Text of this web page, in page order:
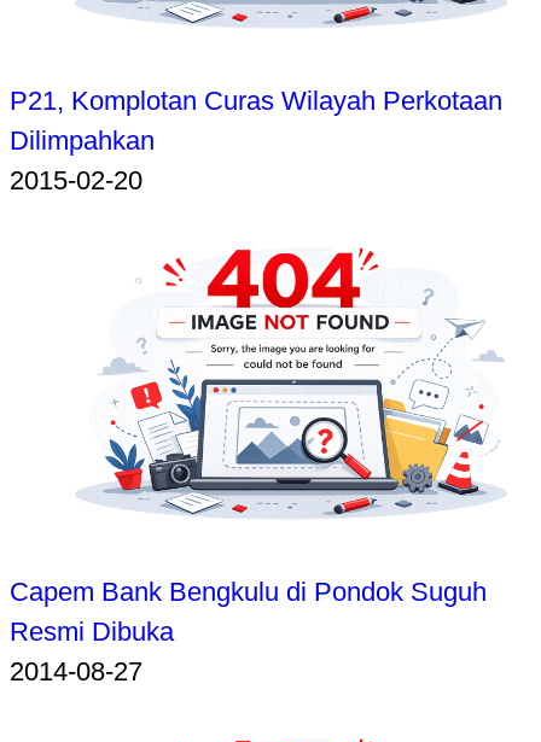
P21, Komplotan Curas Wilayah Perkotaan
Dilimpahkan
2015-02-20
Capem Bank Bengkulu di Pondok Suguh
Resmi Dibuka
2014-08-27